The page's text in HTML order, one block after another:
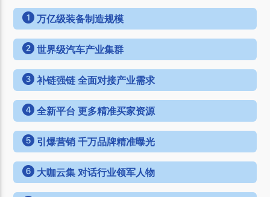
万亿级装备制造规模
世界级汽车产业集群
补链强链 全面对接产业需求
全新平台 更多精准买家资源
引爆营销 千万品牌精准曝光
大咖云集 对话行业领军人物